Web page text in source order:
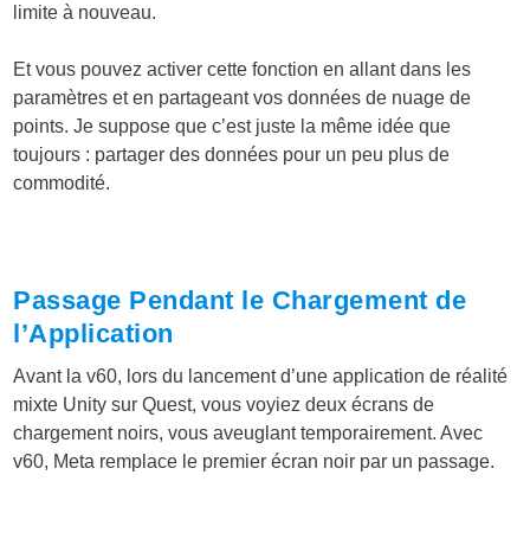
limite à nouveau.
Et vous pouvez activer cette fonction en allant dans les
paramètres et en partageant vos données de nuage de
points. Je suppose que c’est juste la même idée que
toujours : partager des données pour un peu plus de
commodité.
Passage Pendant le Chargement de
l’Application
Avant la v60, lors du lancement d’une application de réalité
mixte Unity sur Quest, vous voyiez deux écrans de
chargement noirs, vous aveuglant temporairement. Avec
v60, Meta remplace le premier écran noir par un passage.